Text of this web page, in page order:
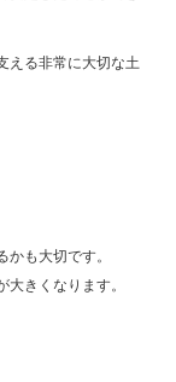
える非常に大切な土
も大切です。
きくなります。